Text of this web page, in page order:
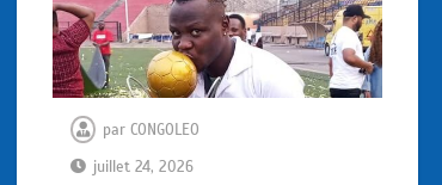
par CONGOLEO
juillet 24, 2026